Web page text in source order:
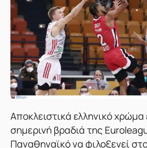
Αποκλειστικά ελληνικό χρώμα
σημερινή βραδιά της
Παναθηναϊκό να φιλοξενεί